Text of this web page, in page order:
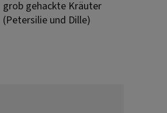
grob gehackte Kräuter
(Petersilie und Dille)